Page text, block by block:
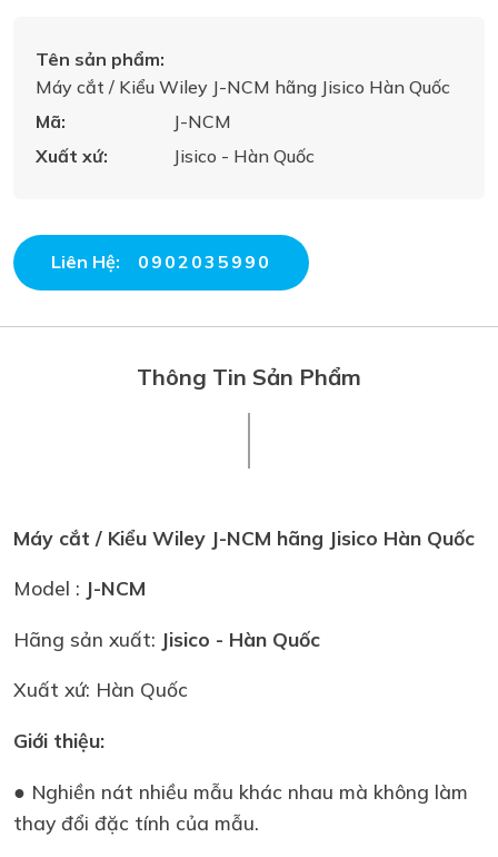
Tên sản phẩm:
Máy cắt / Kiểu Wiley J-NCM hãng Jisico Hàn Quốc
Mã:
J-NCM
Xuất xứ:
Jisico - Hàn Quốc
Liên Hệ: 0902035990
Thông Tin Sản Phẩm
Máy cắt / Kiểu Wiley J-NCM hãng Jisico Hàn Quốc
Model : J-NCM
Hãng sản xuất: Jisico - Hàn Quốc
Xuất xứ: Hàn Quốc
Giới thiệu:
● Nghiền nát nhiều mẫu khác nhau mà không làm
thay đổi đặc tính của mẫu.